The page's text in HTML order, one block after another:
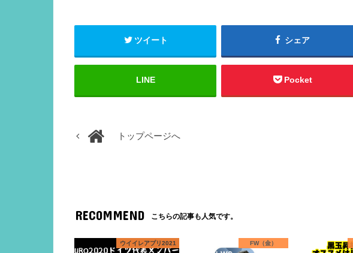
ツイート シェア
LINE Pocket
トップページへ
RECOMMEND こちらの記事も人気です。
ウイイレアプリ2021 FW（金）